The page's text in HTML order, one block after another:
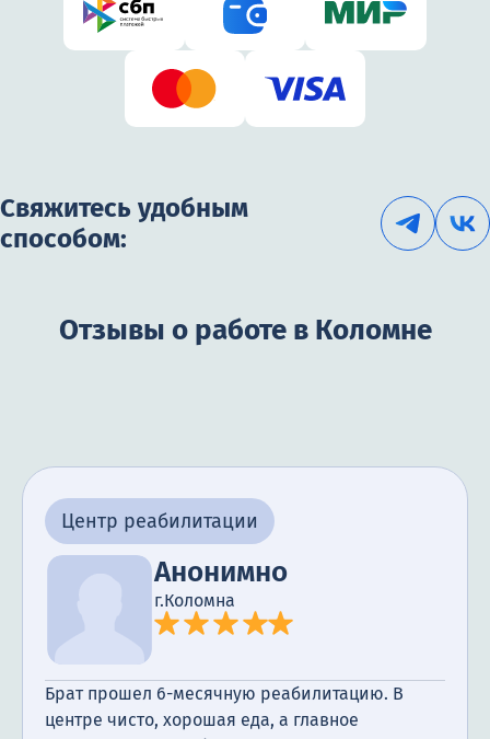
Свяжитесь удобным
способом:
Отзывы о работе в Коломне
Центр реабилитации
Анонимно
г.Коломна
Брат прошел 6-месячную реабилитацию. В
центре чисто, хорошая еда, а главное